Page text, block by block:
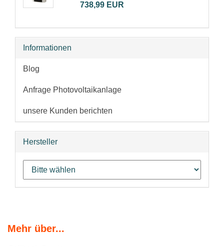
738,99 EUR
Informationen
Blog
Anfrage Photovoltaikanlage
unsere Kunden berichten
Hersteller
Mehr über...